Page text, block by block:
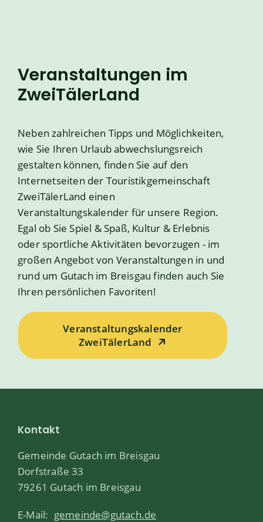
Veranstaltungen im
ZweiTälerLand
Neben zahlreichen Tipps und Möglichkeiten,
wie Sie Ihren Urlaub abwechslungsreich
gestalten können, finden Sie auf den
Internetseiten der Touristikgemeinschaft
ZweiTälerLand einen
Veranstaltungskalender für unsere Region.
Egal ob Sie Spiel & Spaß, Kultur & Erlebnis
oder sportliche Aktivitäten bevorzugen - im
großen Angebot von Veranstaltungen in und
rund um Gutach im Breisgau finden auch Sie
Ihren persönlichen Favoriten!
Veranstaltungskalender
ZweiTälerLand
Kontakt
Gemeinde Gutach im Breisgau
Dorfstraße 33
79261 Gutach im Breisgau
E-Mail: gemeinde@gutach.de